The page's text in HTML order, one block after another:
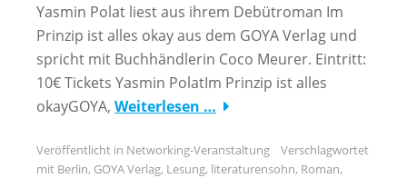
Yasmin Polat liest aus ihrem Debütroman Im
Prinzip ist alles okay aus dem GOYA Verlag und
spricht mit Buchhändlerin Coco Meurer. Eintritt:
10€ Tickets Yasmin PolatIm Prinzip ist alles
okayGOYA, Weiterlesen …
Veröffentlicht in Networking-Veranstaltung
Verschlagwortet
mit Berlin, GOYA Verlag, Lesung, literaturensohn, Roman,